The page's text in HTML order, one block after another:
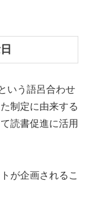
いう語呂合わせ
制定に由来する
読書促進に活用
が企画されるこ